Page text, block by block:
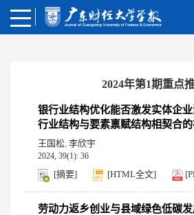
2024年第1期重点
银行业结构优化能否激发实体企
行业结构与要素禀赋结构相契合
王国松, 李欣宇
2024, 39(1): 36
[摘要] [HTML全文]
劳动力返乡创业与县域绿色低碳